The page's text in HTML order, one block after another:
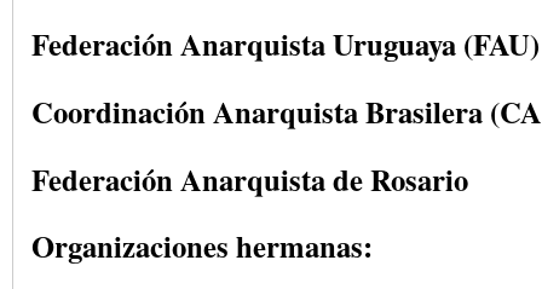
Federación Anarquista Uruguaya (FAU)
Coordinación Anarquista Brasilera
Federación Anarquista de Rosario
Organizaciones hermanas: